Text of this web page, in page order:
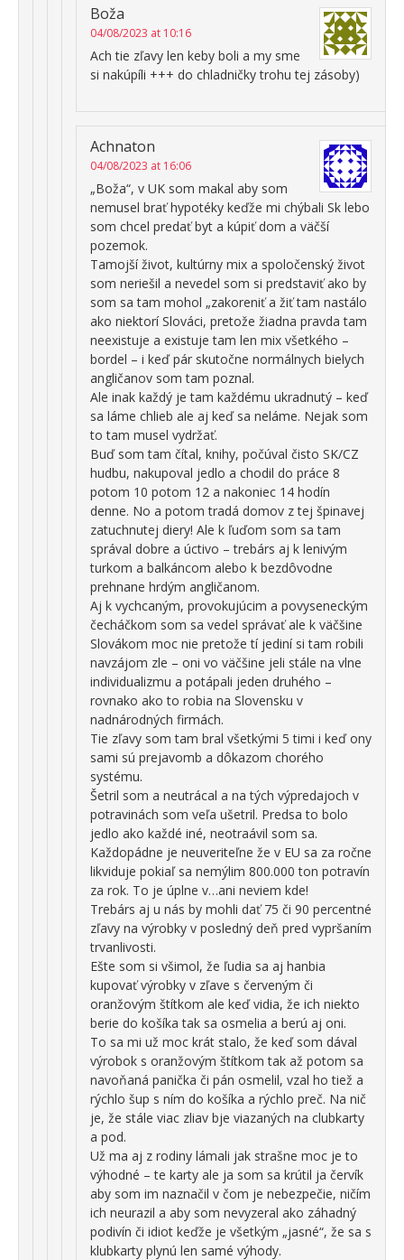
Boža
04/08/2023 at 10:16
Ach tie zľavy len keby boli a my sme
si nakúpíli +++ do chladničky trohu tej zásoby)
Achnaton
04/08/2023 at 16:06
„Boža“, v UK som makal aby som
nemusel brať hypotéky keďže mi chýbali Sk lebo
som chcel predať byt a kúpiť dom a väčší
pozemok.
Tamojší život, kultúrny mix a spoločenský život
som neriešil a nevedel som si predstaviť ako by
som sa tam mohol „zakoreniť a žiť tam nastálo
ako niektorí Slováci, pretože žiadna pravda tam
neexistuje a existuje tam len mix všetkého –
bordel – i keď pár skutočne normálnych bielych
angličanov som tam poznal.
Ale inak každý je tam každému ukradnutý – keď
sa láme chlieb ale aj keď sa neláme. Nejak som
to tam musel vydržať.
Buď som tam čítal, knihy, počúval čisto SK/CZ
hudbu, nakupoval jedlo a chodil do práce 8
potom 10 potom 12 a nakoniec 14 hodín
denne. No a potom tradá domov z tej špinavej
zatuchnutej diery! Ale k ľuďom som sa tam
správal dobre a úctivo – trebárs aj k lenivým
turkom a balkáncom alebo k bezdôvodne
prehnane hrdým angličanom.
Aj k vychcaným, provokujúcim a povyseneckým
čecháčkom som sa vedel správať ale k väčšine
Slovákom moc nie pretože tí jediní si tam robili
navzájom zle – oni vo väčšine jeli stále na vlne
individualizmu a potápali jeden druhého –
rovnako ako to robia na Slovensku v
nadnárodných firmách.
Tie zľavy som tam bral všetkými 5 timi i keď ony
sami sú prejavomb a dôkazom chorého
systému.
Šetril som a neutrácal a na tých výpredajoch v
potravinách som veľa ušetril. Predsa to bolo
jedlo ako každé iné, neotraávil som sa.
Každopádne je neuveriteľne že v EU sa za ročne
likviduje pokiaľ sa nemýlim 800.000 ton potravín
za rok. To je úplne v…ani neviem kde!
Trebárs aj u nás by mohli dať 75 či 90 percentné
zľavy na výrobky v posledný deň pred vypršaním
trvanlivosti.
Ešte som si všimol, že ľudia sa aj hanbia
kupovať výrobky v zľave s červeným či
oranžovým štítkom ale keď vidia, že ich niekto
berie do košíka tak sa osmelia a berú aj oni.
To sa mi už moc krát stalo, že keď som dával
výrobok s oranžovým štítkom tak až potom sa
navoňaná panička či pán osmelil, vzal ho tiež a
rýchlo šup s ním do košíka a rýchlo preč. Na nič
je, že stále viac zliav bje viazaných na clubkarty
a pod.
Už ma aj z rodiny lámali jak strašne moc je to
výhodné – te karty ale ja som sa krútil ja červík
aby som im naznačil v čom je nebezpečie, ničím
ich neurazil a aby som nevyzeral ako záhadný
podivín či idiot keďže je všetkým „jasné“, že sa s
klubkarty plynú len samé výhody.